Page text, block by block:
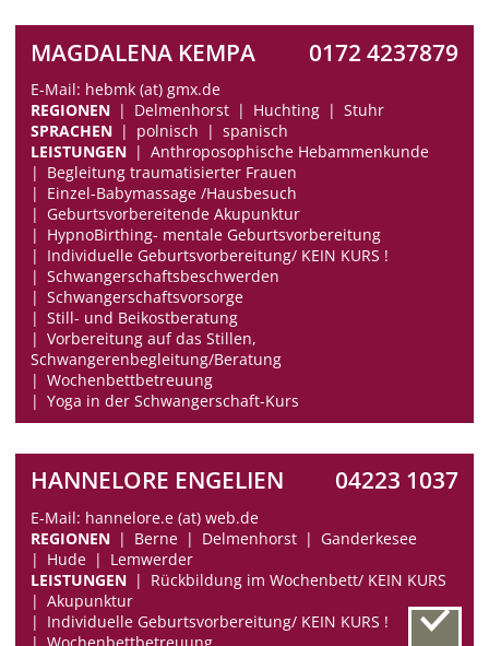
MAGDALENA KEMPA 0172 4237879
E-Mail: hebmk (at) gmx.de
REGIONEN
Delmenhorst Huchting
Stuhr
SPRACHEN
polnisch
spanisch
LEISTUNGEN
Anthroposophische Hebammenkunde
Begleitung traumatisierter Frauen
Einzel-Babymassage /Hausbesuch
Geburtsvorbereitende Akupunktur
HypnoBirthing- mentale Geburtsvorbereitung
Individuelle Geburtsvorbereitung/ KEIN KURS !
Schwangerschaftsbeschwerden
Schwangerschaftsvorsorge
Still- und Beikostberatung
Vorbereitung auf das Stillen,
Schwangerenbegleitung/Beratung
Wochenbettbetreuung
Yoga in der Schwangerschaft-Kurs
HANNELORE ENGELIEN 04223 1037
E-Mail: hannelore.e (at) web.de
REGIONEN
Berne Delmenhorst
Ganderkesee
Hude
Lemwerder
LEISTUNGEN
Rückbildung im Wochenbett/ KEIN KURS
Akupunktur
Individuelle Geburtsvorbereitung/ KEIN KURS !
Wochenbettbetreuung